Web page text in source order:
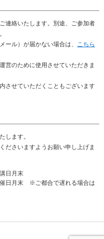
連絡いたします。別途、ご参加者
ル）が届かない場合は、 こちら
営のために使用させていただきま
させていただくこともございます
します。
ださいますようお願い申し上げま
日月末
日月末 ※ご都合で遅れる場合は